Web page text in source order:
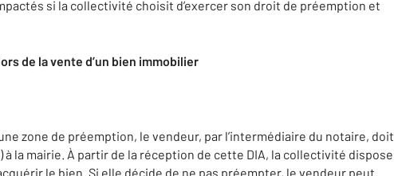
si la collectivité choisit d’exercer son droit de préemption et
de la vente d’un bien immobilier
zone de préemption, le vendeur, par l’intermédiaire du notaire, doit
à la mairie. À partir de la réception de cette DIA, la collectivité dispose
le bien. Si elle décide de ne pas préempter, le vendeur peut